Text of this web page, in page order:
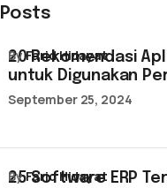
20 Rekomendasi
untuk Digunakan
byFarid Hidayat
September 25, 2024
25 Software ERP
byFarid Hidayat